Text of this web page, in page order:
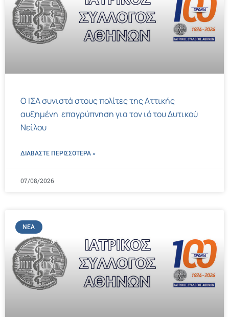
Ο ΙΣΑ συνιστά στους πολίτες της Αττικής
αυξημένη επαγρύπνηση για τον ιό του Δυτικού
Νείλου
ΔΙΑΒΑΣΤΕ ΠΕΡΙΣΣΌΤΕΡΑ »
07/08/2026
ΝΈΑ